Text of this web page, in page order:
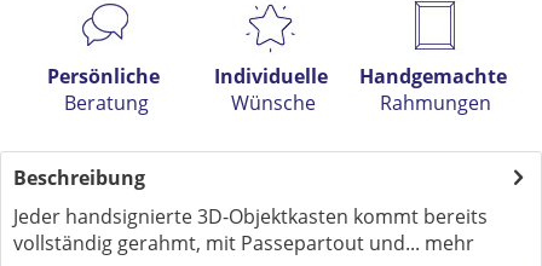
Persönliche
Beratung
Individuelle
Wünsche
Handgemachte
Rahmungen
Beschreibung
Jeder handsignierte 3D-Objektkasten kommt bereits
vollständig gerahmt, mit Passepartout und... mehr